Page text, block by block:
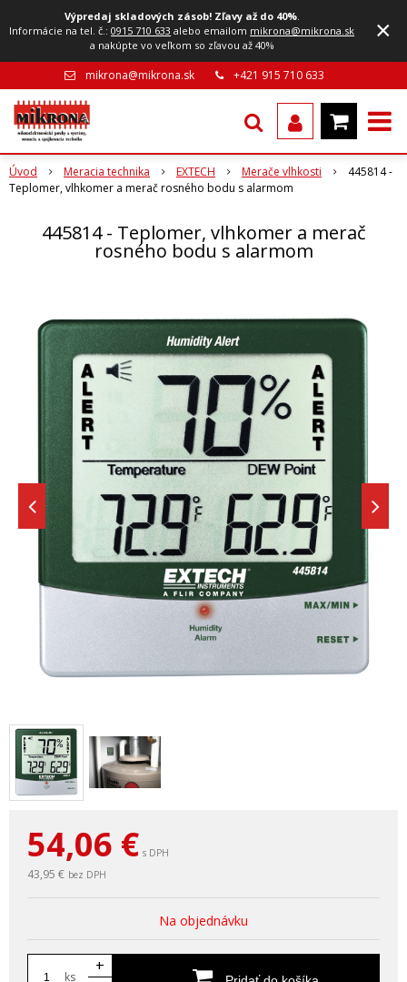
Výpredaj skladových zásob! Zľavy až do 40%.
Informácie na tel. č.:0915 710 633 alebo emailom mikrona@mikrona.sk
a nakúpte vo veľkom so zľavou až 40%
×
mikrona@mikrona.sk +421 915 710 633
Úvod Meracia technika EXTECH Merače vlhkosti
445814 -
Teplomer, vlhkomer a merač rosného bodu s alarmom
445814 - Teplomer, vlhkomer a merač
rosného bodu s alarmom
54,06 € s DPH
43,95 € bez DPH
Na objednávku
ks
+